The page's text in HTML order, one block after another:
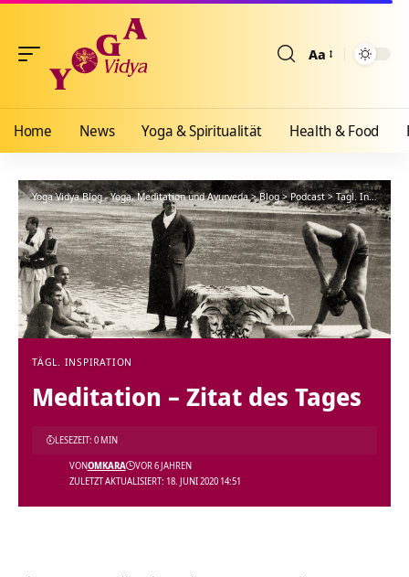
Aa
Home News Yoga & Spiritualität Health & Food
Yoga Vidya Blog - Yoga, Meditation und Ayurveda>Blog>Podcast>Tägl. Inspiration
TÄGL. INSPIRATION
Meditation – Zitat des Tages
ZULETZT AKTUALISIERT: 18. JUNI 2020 14:51
VONOMKARA VOR 6 JAHREN
LESEZEIT: 0 MIN